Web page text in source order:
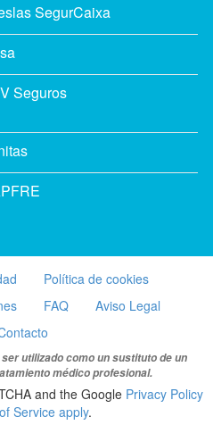
SegurCaixa
Seguros
Política de cookies
FAQ
Aviso Legal
utilizado como un sustituto de un
médico profesional.
and the Google Privacy Policy
Service apply.